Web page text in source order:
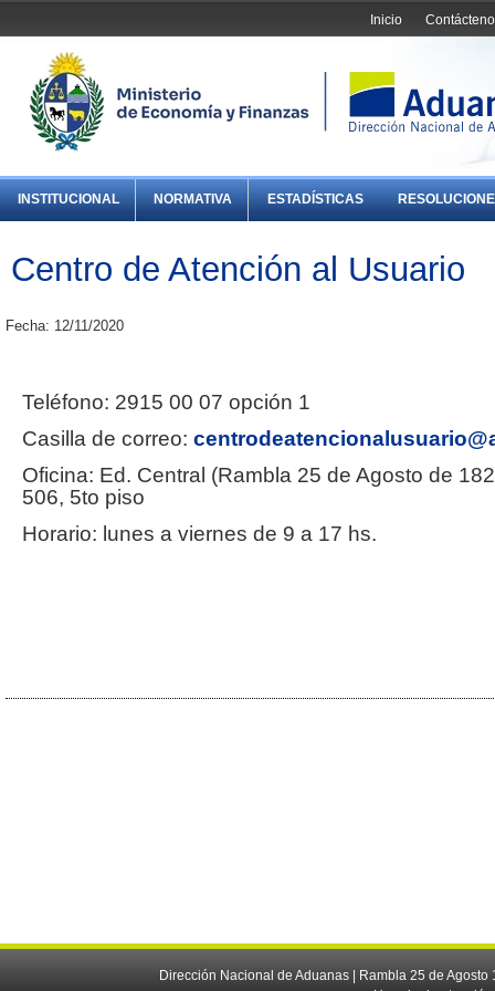
Inicio
INSTITUCIONAL NORMATIVA ESTADÍSTICAS
Centro de Atención al Usuario
Fecha: 12/11/2020
Teléfono: 2915 00 07 opción 1
Casilla de correo:
Oficina: Ed. Central (Rambla 25 de Agosto de
506, 5to piso
Horario: lunes a viernes de 9 a 17 hs.
Dirección Nacional de Aduanas | Rambla 25 de